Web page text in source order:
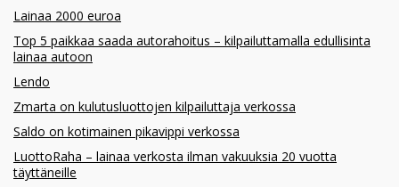
Lainaa 2000 euroa
Top 5 paikkaa saada autorahoitus – kilpailuttamalla edullisinta
lainaa autoon
Lendo
Zmarta on kulutusluottojen kilpailuttaja verkossa
Saldo on kotimainen pikavippi verkossa
LuottoRaha – lainaa verkosta ilman vakuuksia 20 vuotta
täyttäneille